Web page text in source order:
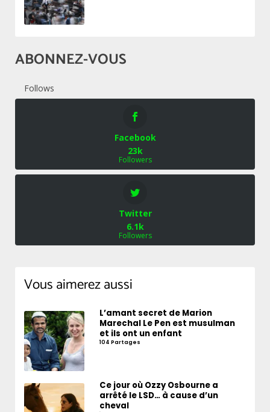
ABONNEZ-VOUS
Follows
Facebook
23k
Followers
Twitter
6.1k
Followers
Vous aimerez aussi
L’amant secret de Marion
Marechal Le Pen est musulman
et ils ont un enfant
104 Partages
Ce jour où Ozzy Osbourne a
arrêté le LSD… à cause d’un
cheval